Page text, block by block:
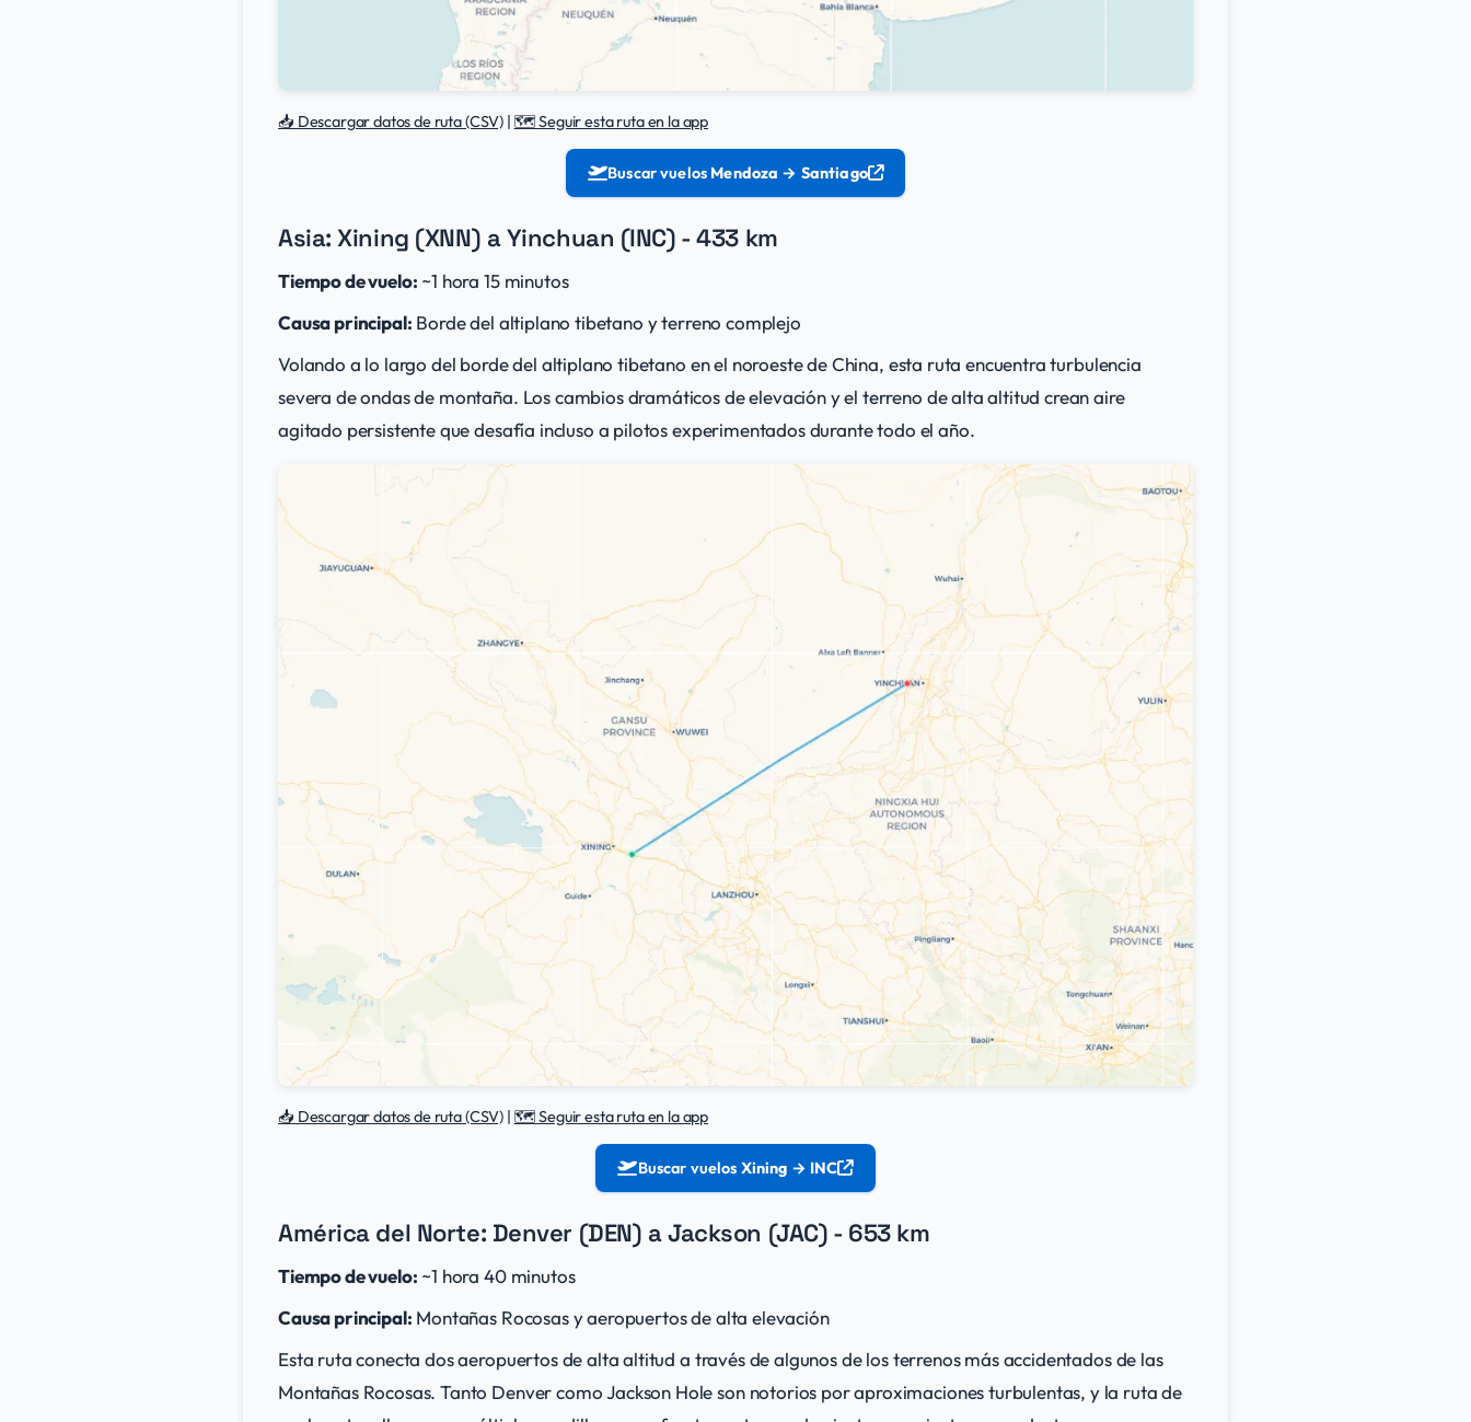
📥 Descargar datos de ruta (CSV) | 🗺️ Seguir esta ruta en la app
Buscar vuelos Mendoza → Santiago
Asia: Xining (XNN) a Yinchuan (INC) - 433 km
Tiempo de vuelo: ~1 hora 15 minutos
Causa principal: Borde del altiplano tibetano y terreno complejo
Volando a lo largo del borde del altiplano tibetano en el noroeste de China, esta ruta encuentra turbulencia
severa de ondas de montaña. Los cambios dramáticos de elevación y el terreno de alta altitud crean aire
agitado persistente que desafía incluso a pilotos experimentados durante todo el año.
📥 Descargar datos de ruta (CSV) | 🗺️ Seguir esta ruta en la app
Buscar vuelos Xining → INC
América del Norte: Denver (DEN) a Jackson (JAC) - 653 km
Tiempo de vuelo: ~1 hora 40 minutos
Causa principal: Montañas Rocosas y aeropuertos de alta elevación
Esta ruta conecta dos aeropuertos de alta altitud a través de algunos de los terrenos más accidentados de las
Montañas Rocosas. Tanto Denver como Jackson Hole son notorios por aproximaciones turbulentas, y la ruta de